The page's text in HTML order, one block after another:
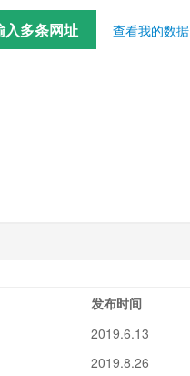
入多条网址 查看我的数据
发布时间
2019.6.13
2019.8.26